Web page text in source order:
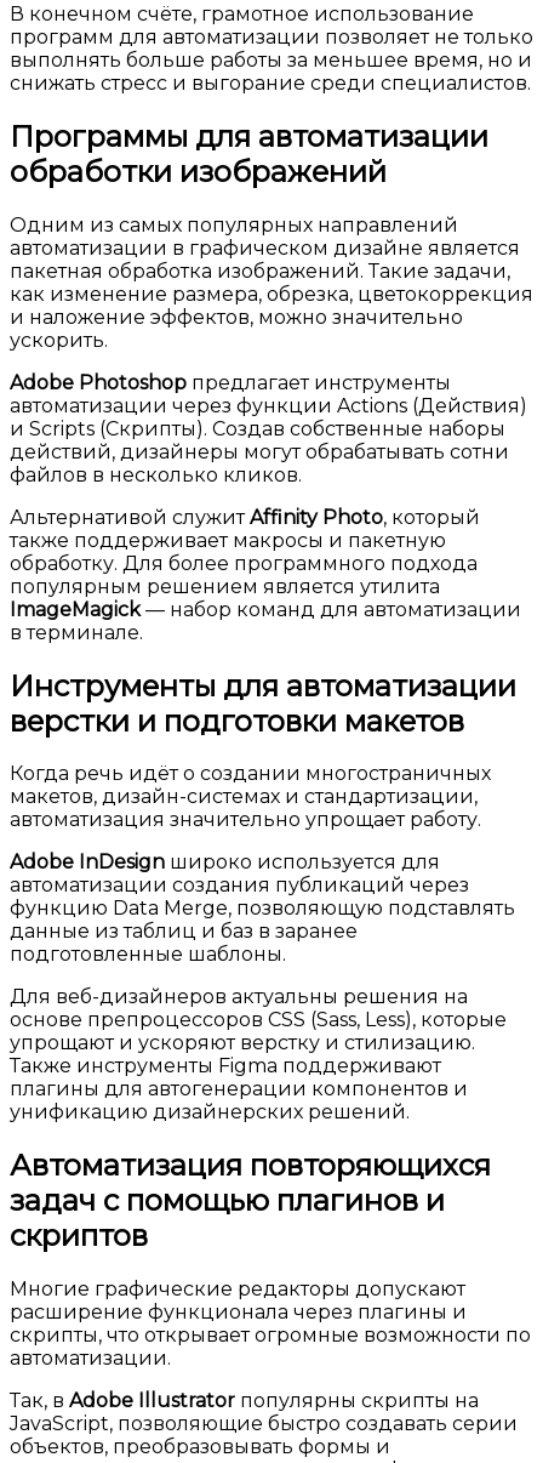
В конечном счёте, грамотное использование
программ для автоматизации позволяет не только
выполнять больше работы за меньшее время, но и
снижать стресс и выгорание среди специалистов.
Программы для автоматизации
обработки изображений
Одним из самых популярных направлений
автоматизации в графическом дизайне является
пакетная обработка изображений. Такие задачи,
как изменение размера, обрезка, цветокоррекция
и наложение эффектов, можно значительно
ускорить.
Adobe Photoshop предлагает инструменты
автоматизации через функции Actions (Действия)
и Scripts (Скрипты). Создав собственные наборы
действий, дизайнеры могут обрабатывать сотни
файлов в несколько кликов.
Альтернативой служитAffinity Photo, который
также поддерживает макросы и пакетную
обработку. Для более программного подхода
популярным решением является утилита
ImageMagick— набор команд для автоматизации
в терминале.
Инструменты для автоматизации
верстки и подготовки макетов
Когда речь идёт о создании многостраничных
макетов, дизайн-системах и стандартизации,
автоматизация значительно упрощает работу.
Adobe InDesign широко используется для
автоматизации создания публикаций через
функцию Data Merge, позволяющую подставлять
данные из таблиц и баз в заранее
подготовленные шаблоны.
Для веб-дизайнеров актуальны решения на
основе препроцессоров CSS (Sass, Less), которые
упрощают и ускоряют верстку и стилизацию.
Также инструменты Figma поддерживают
плагины для автогенерации компонентов и
унификацию дизайнерских решений.
Автоматизация повторяющихся
задач с помощью плагинов и
скриптов
Многие графические редакторы допускают
расширение функционала через плагины и
скрипты, что открывает огромные возможности по
автоматизации.
Так, в Adobe Illustrator популярны скрипты на
JavaScript, позволяющие быстро создавать серии
объектов, преобразовывать формы и